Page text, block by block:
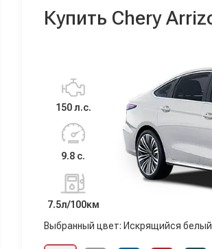
Купить Chery
150 л.с.
9.8 с.
7.5л/100км
Выбранный цвет: Искрящийся белый